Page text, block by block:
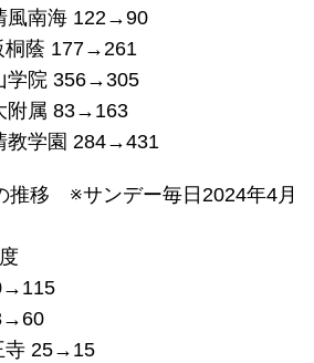
風南海 122→90
桐蔭 177→261
学院 356→305
附属 83→163
教学園 284→431
推移 ※サンデー毎日2024年4月
寺 25→15